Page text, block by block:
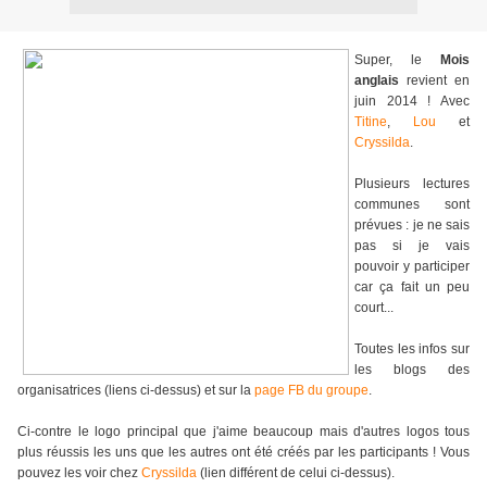
Super, le
Mois
anglais revient en
juin 2014 ! Avec
Titine, Lou et
Cryssilda.
Plusieurs lectures
communes sont
prévues : je ne sais
pas si je vais
pouvoir y participer
car ça fait un peu
court...
Toutes les infos sur
les blogs des
organisatrices (liens ci-dessus) et sur la page FB du groupe.
Ci-contre le logo principal que j'aime beaucoup mais d'autres logos tous
plus réussis les uns que les autres ont été créés par les participants ! Vous
pouvez les voir chez Cryssilda (lien différent de celui ci-dessus).